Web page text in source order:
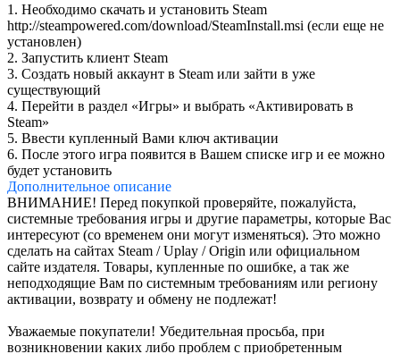
1. Необходимо скачать и установить Steam
http://steampowered.com/download/SteamInstall.msi (если еще не
установлен)
2. Запустить клиент Steam
3. Создать новый аккаунт в Steam или зайти в уже
существующий
4. Перейти в раздел «Игры» и выбрать «Активировать в
Steam»
5. Ввести купленный Вами ключ активации
6. После этого игра появится в Вашем списке игр и ее можно
будет установить
Дополнительное описание
ВНИМАНИЕ! Перед покупкой проверяйте, пожалуйста,
системные требования игры и другие параметры, которые Вас
интересуют (со временем они могут изменяться). Это можно
сделать на сайтах Steam / Uplay / Origin или официальном
сайте издателя. Товары, купленные по ошибке, а так же
неподходящие Вам по системным требованиям или региону
активации, возврату и обмену не подлежат!
Уважаемые покупатели! Убедительная просьба, при
возникновении каких либо проблем с приобретенным